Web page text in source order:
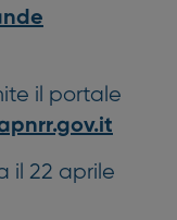
il portale
il 22 aprile